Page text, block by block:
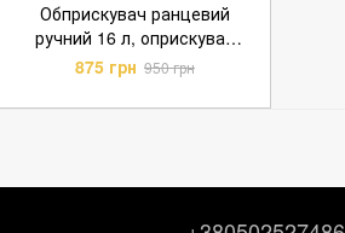
Обприскувач ранцевий
ручний 16 л, оприскувая
для рослин, дерев, картоплі
875 грн 950 грн